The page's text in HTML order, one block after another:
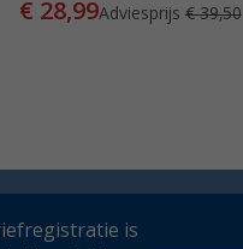
€ 28,99Adviesprijs € 39,50
is